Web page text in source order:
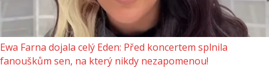
Ewa Farna dojala celý Eden: Před koncertem splnila
fanouškům sen, na který nikdy nezapomenou!